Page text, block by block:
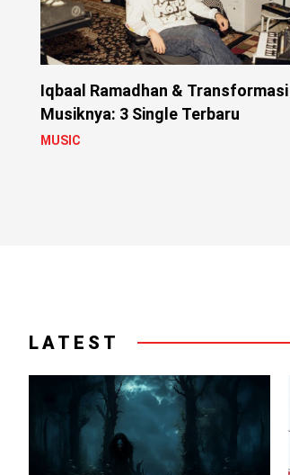
Iqbaal Ramadhan & Transformasi
Musiknya: 3 Single Terbaru
MUSIC
LATEST